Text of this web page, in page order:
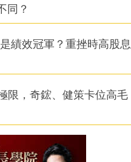
同？
績效冠軍？重挫時高股息
限，奇鋐、健策卡位高毛